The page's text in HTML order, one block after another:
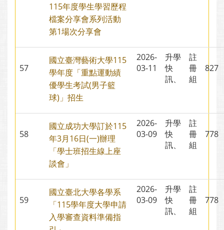
115年度學生學習歷程
檔案分享會系列活動
第1場次分享會
57
國立臺灣藝術大學115
學年度「重點運動績
優學生考試(男子籃
球)」招生
2026-
03-11
升學
快
訊、
註
冊
組
58
國立成功大學訂於115
年3月16日(一)辦理
「學士班招生線上座
談會」
2026-
03-09
升學
快
訊、
註
冊
組
59
國立臺北大學各學系
「115學年度大學申請
入學審查資料準備指
2026-
03-09
升學
快
訊、
註
冊
組